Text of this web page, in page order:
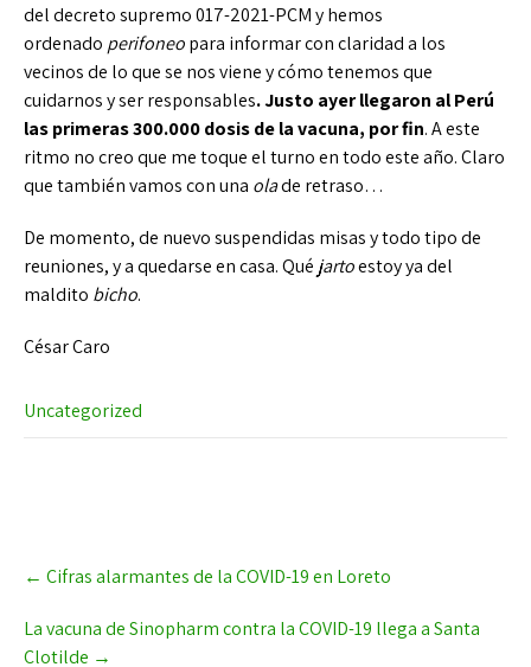
del decreto supremo 017-2021-PCM y hemos
ordenado perifoneopara informar con claridad a los
vecinos de lo que se nos viene y cómo tenemos que
cuidarnos y ser responsables. Justo ayer llegaron al Perú
las primeras 300.000 dosis de la vacuna, por fin. A este
ritmo no creo que me toque el turno en todo este año. Claro
que también vamos con una olade retraso…
De momento, de nuevo suspendidas misas y todo tipo de
reuniones, y a quedarse en casa. Qué jartoestoy ya del
maldito bicho.
César Caro
Uncategorized
o
s
t
← Cifras alarmantes de la COVID-19 en Loreto
La vacuna de Sinopharm contra la COVID-19 llega a Santa
Clotilde →